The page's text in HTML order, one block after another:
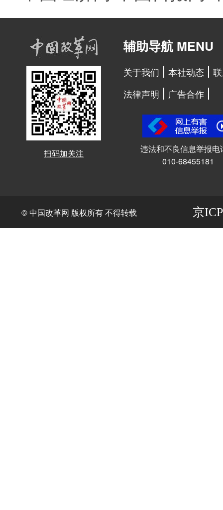
扫码加关注
辅助导航 MENU
关于我们 本社动态
法律声明
广告合作
违法和不良信息举报电
010-68455181
© 中国改革网 版权所有 不得转载 京